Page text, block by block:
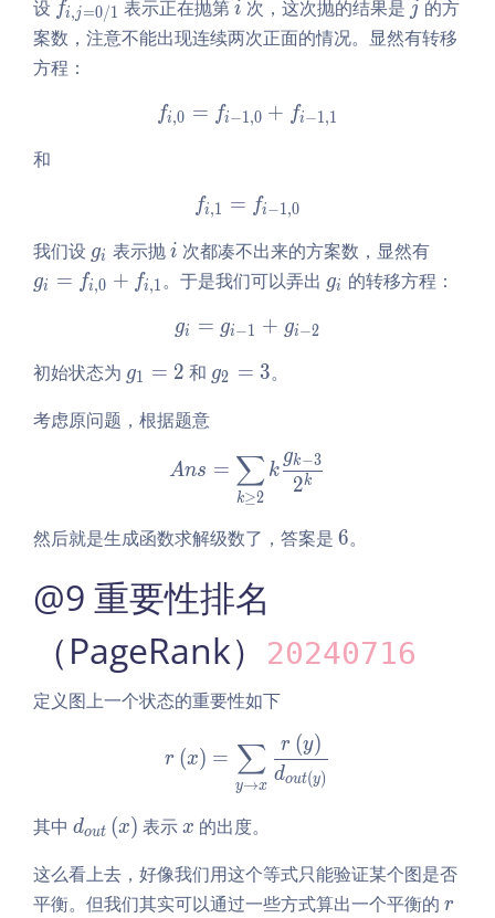
4k
+
F
\l
t)
-
(M
- 1
t)
设 f_
{i,
j
=
fi,j =0/1 表示正在抛第i
i 次，这次抛的结果是 j
j 的方
案数，注意不能出现连续两次正面的情况。显然有转移
方程：
f_{i, 0} = f_{i - 1, 0} +
fi,0 = fi−1,0 + fi−1,1
和
f_{i, 1} = f_{i - 1, 0}
fi,1 = fi−1,0
我们设 g
_
i
gi 表示抛i
i 次都凑不出来的方案数，显然有g_
i
gi = fi,0 + fi,1。于是我们可以弄出 g
gi
的转移方程：
g_i = g_{i - 1} + g_{i - 2}
gi = gi−1 + gi−2
初始状态为 g
1
g1 = 2 和 g
3
g2 = 3。
考虑原问题，根据题意
Ans = \sum\limits_{k
Ans =
k≥2
∑ k
2k
gk−3
然后就是生成函数求解级数了，答案是 6
6。
@9 重要性排名
（PageRank）
20240716
定义图上一个状态的重要性如下
r\left(x\right) =
r (x) =
y→x
∑ dout(y)
r (y)
其中 d
{o
dout (x) 表示x
x 的出度。
这么看上去，好像我们用这个等式只能验证某个图是否
平衡。但我们其实可以通过一些方式算出一个平衡的 r
r